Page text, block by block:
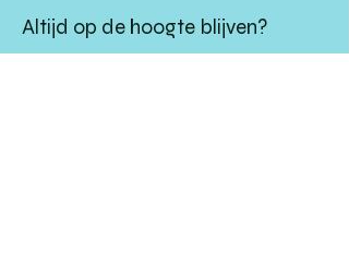
Altijd op de hoogte blijven?